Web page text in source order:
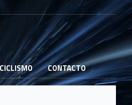
CICLISMO CONTACTO